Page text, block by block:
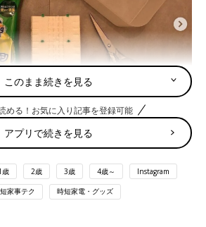
「chia_ie0221」
せるトイレブラシ」で便器の中を掃除し
朝にはシートでささっと拭き掃除するこ
うで、トイレ掃除の負担が軽くなったんだ
このまま続きを見る
める！お気に入り記事を登録可能
アプリで続きを見る
歳 2歳 3歳 4歳～ Instagram
家事テク 時短家電・グッズ